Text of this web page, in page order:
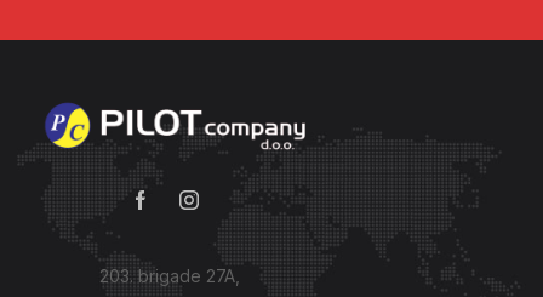
203. brigade 27A,